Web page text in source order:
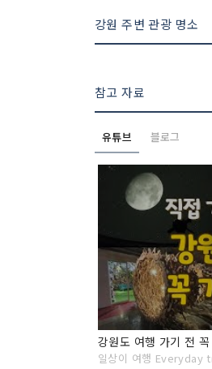
강원 주변 관광 명소
참고 자료
유튜브 블로그
일상이 여행 Everyday